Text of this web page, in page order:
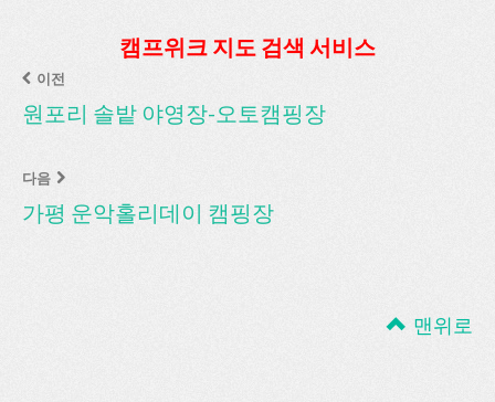
캠프위크 지도 검색 서비스
이전
원포리 솔밭 야영장-오토캠핑장
다음
가평 운악홀리데이 캠핑장
맨위로